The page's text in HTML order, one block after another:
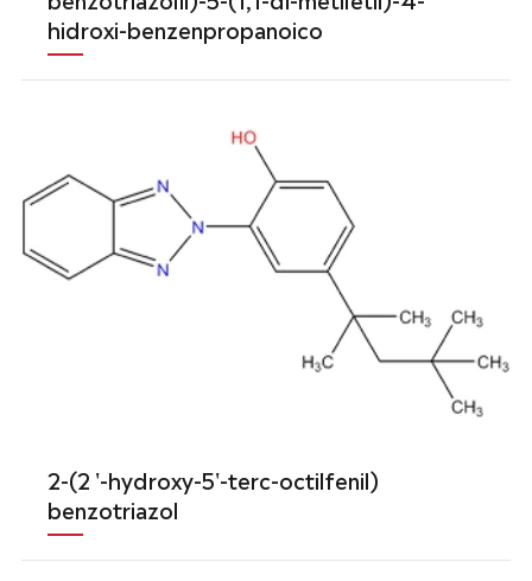
hidroxi-benzenpropanoico
2-(2 '-hydroxy-5'-terc-octilfenil)
benzotriazol